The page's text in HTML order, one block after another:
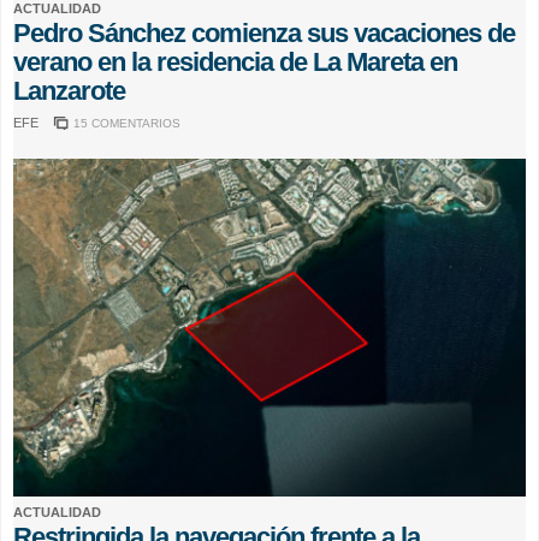
ACTUALIDAD
Pedro Sánchez comienza sus vacaciones de
verano en la residencia de La Mareta en
Lanzarote
EFE 15 COMENTARIOS
ACTUALIDAD